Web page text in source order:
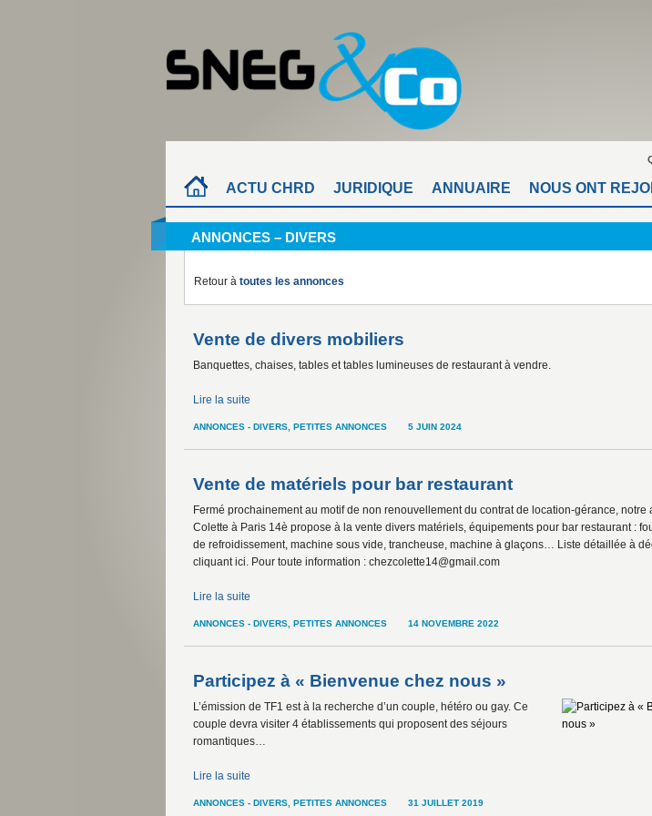
ACTU CHRD JURIDIQUE ANNUAIRE NOUS ONT
ANNONCES – DIVERS
Retour à toutes les annonces
Vente de divers mobiliers
Banquettes, chaises, tables et tables lumineuses de restaurant à vendre.
Lire la suite
ANNONCES - DIVERS PETITES ANNONCES 5 JUIN 2024
Vente de matériels pour bar restaurant
Fermé prochainement au motif de non renouvellement du contrat de location-gérance, notre
Colette à Paris 14è propose à la vente divers matériels, équipements pour bar restaurant :
de refroidissement, machine sous vide, trancheuse, machine à glaçons… Liste détaillée à
cliquant ici. Pour toute information : chezcolette14@gmail.com
Lire la suite
ANNONCES - DIVERS PETITES ANNONCES 14 NOVEMBRE 2022
Participez à « Bienvenue chez nous »
L’émission de TF1 est à la recherche d’un couple, hétéro ou gay. Ce
couple devra visiter 4 établissements qui proposent des séjours
romantiques…
Lire la suite
ANNONCES - DIVERS PETITES ANNONCES 31 JUILLET 2019